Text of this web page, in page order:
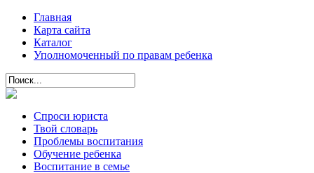
Главная
Карта сайта
Каталог
Уполномоченный по правам ребенка
Спроси юриста
Твой словарь
Проблемы воспитания
Обучение ребенка
Воспитание в семье